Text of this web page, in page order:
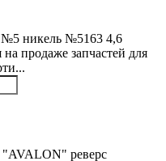
№5 никель №5163 4,6
продаже запчастей для